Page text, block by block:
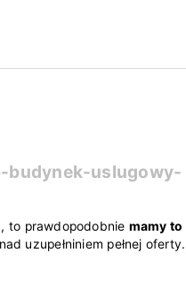
uslugowy-
to prawdopodobnie mamy to
uzupełniniem pełnej oferty.